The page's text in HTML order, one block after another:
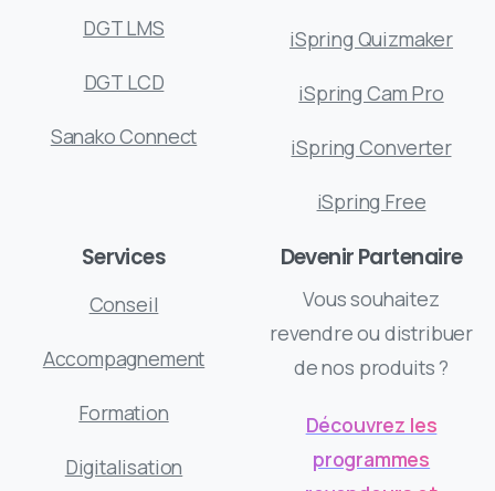
DGT LMS
DGT LCD
Sanako Connect
iSpring Quizmaker
iSpring Cam Pro
iSpring Converter
iSpring Free
Services
Conseil
Accompagnement
Formation
Digitalisation
Devenir Partenaire
Vous souhaitez
revendre ou distribuer
de nos produits ?
Découvrez les
programmes